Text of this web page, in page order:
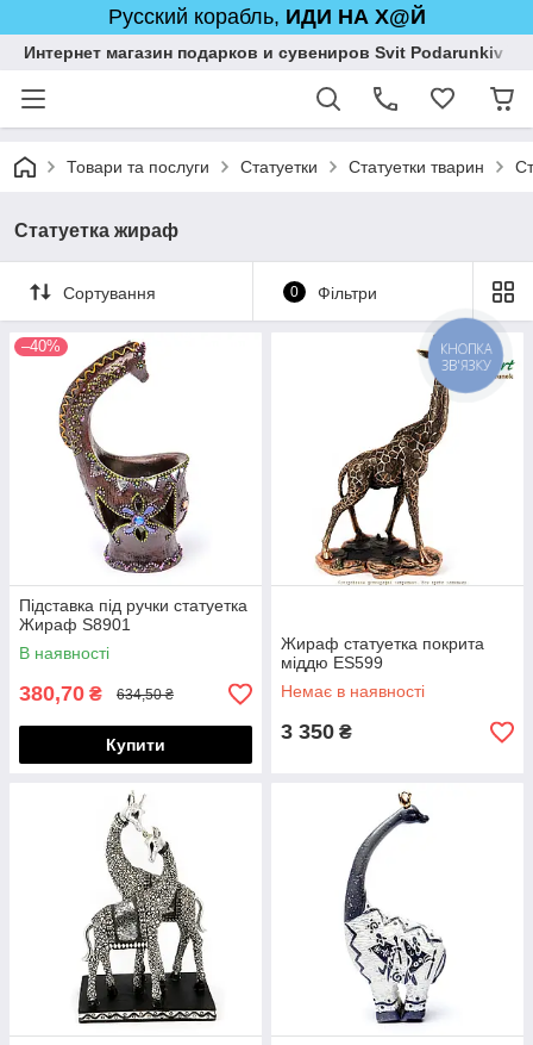
Русский корабль, ИДИ НА Х@Й
Интернет магазин подарков и сувениров Svit Podarunkiv
Товари та послуги Статуетки Статуетки тварин
Статуетка жираф
Сортування 0 Фільтри
–40%
Підставка під ручки статуетка
Жираф S8901
В наявності
380,70 ₴ 634,50 ₴
Купити
Жираф статуетка покрита
міддю ES599
Немає в наявності
3 350 ₴
КНОПКА
ЗВ'ЯЗКУ